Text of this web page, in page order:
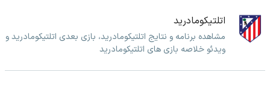
اتلتیکومادرید
مشاهده برنامه و نتایج اتلتیکومادرید، بازی بعدی اتلتیکومادرید و
ویدئو خلاصه بازی های اتلتیکومادرید